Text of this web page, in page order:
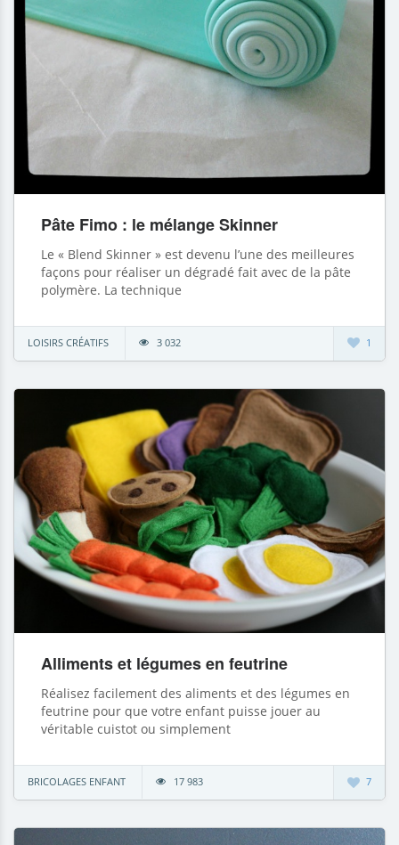
Pâte Fimo : le mélange Skinner
Le « Blend Skinner » est devenu l’une des meilleures
façons pour réaliser un dégradé fait avec de la pâte
polymère. La technique
LOISIRS CRÉATIFS 3 032 1
Alliments et légumes en feutrine
Réalisez facilement des aliments et des légumes en
feutrine pour que votre enfant puisse jouer au
véritable cuistot ou simplement
BRICOLAGES ENFANT 17 983 7